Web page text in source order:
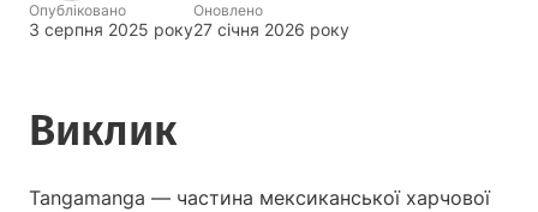
Опубліковано
3 серпня 2025 року
Оновлено
27 січня 2026 року
Виклик
Tangamanga — частина мексиканської харчової